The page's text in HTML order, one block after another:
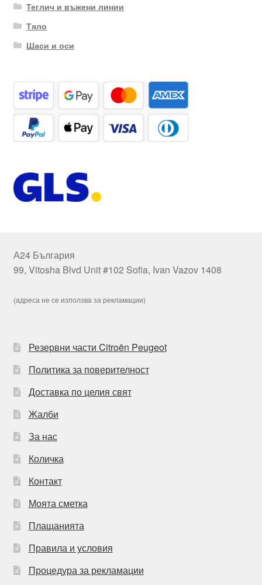
Теглич и въжени линии
Тяло
Шаси и оси
А24 България
99, Vitosha Blvd Unit #102 Sofia, Ivan Vazov 1408
(адреса не се използва за рекламации)
Резервни части Citroën Peugeot
Политика за поверителност
Доставка по целия свят
Жалби
За нас
Количка
Контакт
Моята сметка
Плащанията
Правила и условия
Процедура за рекламации